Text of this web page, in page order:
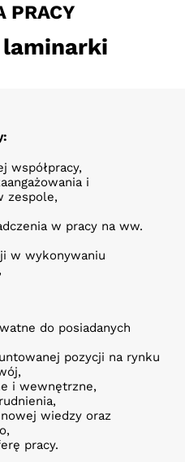
PRACY
współpracy,
i
zespole,
w pracy na ww.
w wykonywaniu
do posiadanych
pozycji na rynku
i wewnętrzne,
wiedzy oraz
pracy.